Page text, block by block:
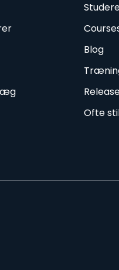
Blog
Ofte